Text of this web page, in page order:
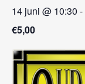
14 juni @ 10:30 -
€5,00